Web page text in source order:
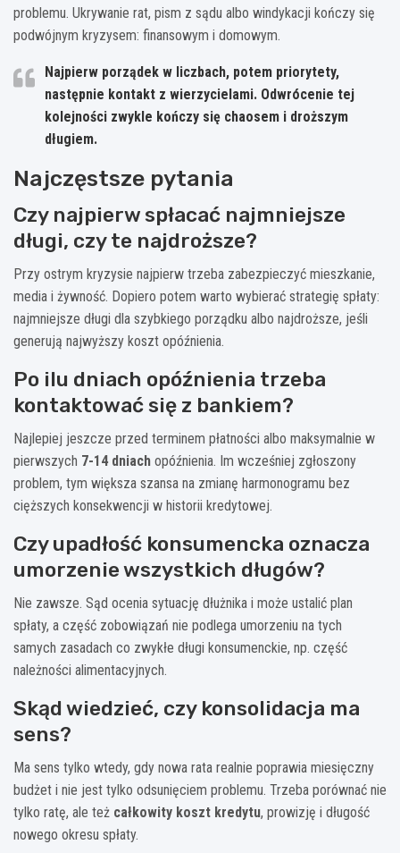
problemu. Ukrywanie rat, pism z sądu albo windykacji kończy się
podwójnym kryzysem: finansowym i domowym.
Najpierw porządek w liczbach, potem priorytety,
następnie kontakt z wierzycielami. Odwrócenie tej
kolejności zwykle kończy się chaosem i droższym
długiem.
Najczęstsze pytania
Czy najpierw spłacać najmniejsze
długi, czy te najdroższe?
Przy ostrym kryzysie najpierw trzeba zabezpieczyć mieszkanie,
media i żywność. Dopiero potem warto wybierać strategię spłaty:
najmniejsze długi dla szybkiego porządku albo najdroższe, jeśli
generują najwyższy koszt opóźnienia.
Po ilu dniach opóźnienia trzeba
kontaktować się z bankiem?
Najlepiej jeszcze przed terminem płatności albo maksymalnie w
pierwszych 7-14 dniach opóźnienia. Im wcześniej zgłoszony
problem, tym większa szansa na zmianę harmonogramu bez
cięższych konsekwencji w historii kredytowej.
Czy upadłość konsumencka oznacza
umorzenie wszystkich długów?
Nie zawsze. Sąd ocenia sytuację dłużnika i może ustalić plan
spłaty, a część zobowiązań nie podlega umorzeniu na tych
samych zasadach co zwykłe długi konsumenckie, np. część
należności alimentacyjnych.
Skąd wiedzieć, czy konsolidacja ma
sens?
Ma sens tylko wtedy, gdy nowa rata realnie poprawia miesięczny
budżet i nie jest tylko odsunięciem problemu. Trzeba porównać nie
tylko ratę, ale też całkowity koszt kredytu, prowizję i długość
nowego okresu spłaty.